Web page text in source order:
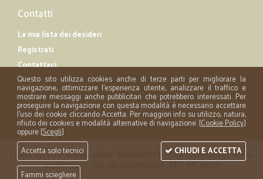
Contatti
La mia lista dei desideri
Registrati
Contattaci
Cicalia srl - via Acerbi 35 - 46100 - Mantova (MN) - P.iva 02508120207 - C.Fisc
02508120207 - Tel. +39 0376 1590669 - REA: MN 258721
Questo sito utilizza cookies anche di terze parti per migliorare la
navigazione, ottimizzare l'esperienza utente, analizzare il traffico e
mostrare messaggi anche pubblicitari che potrebbero interessati. Per
proseguire la navigazione con questa modalità è necessario accettare
l'uso dei cookie cliccando Accetta. Per maggiori info su utilizzo, natura,
rifiuto dei cookies e modalità alternative di navigazione: [Cookie Policy]
oppure [Scegli]
Accetta solo tecnici
Fammi sciegliere
CHIUDI E ACCETTA